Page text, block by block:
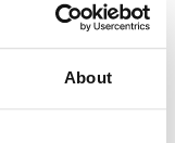
About
e os
negócios de